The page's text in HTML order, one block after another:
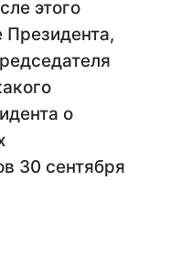
этого
Президента,
о
30 сентября